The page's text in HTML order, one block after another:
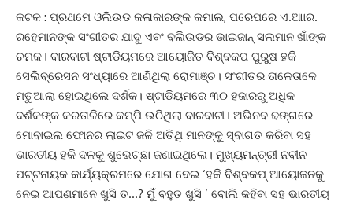
କଟକ : ପ୍ରଥମେ ଓଲିଉଡ କଳାକାରଙ୍କ କମାଲ, ପରେପରେ ଏ.ଆାର.
ରହେମାନଙ୍କ ସଂଗୀତର ଯାଦୁ ଏବଂ ବଲିଉଡର ଭାଇଜାନ୍ ସଲମାନ ଖାଁଙ୍କ
ଚମକ। ବାରବାଟୀ ଷ୍ଟାଡିୟମରେ ଆୟୋଜିତ ବିଶ୍ବକପ ପୁରୁଷ ହକି
ସେଲିବ୍ରେସନ ସଂଧ୍ୟାରେ ଆଣିଥିଲା ରୋମାଞ୍ଚ। ସଂଗୀତର ତାଳେତାଳେ
ମତୁଆଲା ହୋଇଥିଲେ ଦର୍ଶକ। ଷ୍ଟାଡିୟମରେ ୩୦ ହଜାରରୁ ଅଧିକ
ଦର୍ଶକଙ୍କ କରତାଳିରେ କମ୍ପି ଉଠିଥିଲା ବାରବାଟୀ। ଅଭିନବ ଢଙ୍ଗରେ
ମୋବାଇଲ ଫୋନର ଲାଇଟ ଜଳି ଅତିଥି ମାନଙ୍କୁ ସ୍ବାଗତ କରିବା ସହ
ଭାରତୀୟ ହକି ଦଳକୁ ଶୁଭେଚ୍ଛା ଜଣାଇଥିଲେ। ମୁଖ୍ୟମନ୍ତ୍ରୀ ନବୀନ
ପଟ୍ଟନାୟକ କାର୍ଯ୍ୟକ୍ରମରେ ଯୋଗ ଦେଇ ‘ହକି ବିଶ୍ବକପ୍‌ ଆୟୋଜନକୁ
ନେଇ ଆପଣମାନେ ଖୁସି ତ…? ମୁଁ ବହୁତ ଖୁସି ’ ବୋଲି କହିବା ସହ ଭାରତୀୟ